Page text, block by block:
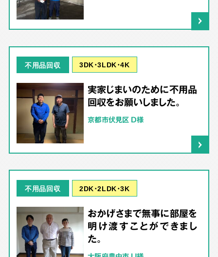
不用品回収 3DK･3LDK･4K
実家じまいのために不用品
回収をお願いしました。
京都市伏見区 D様
不用品回収 2DK･2LDK･3K
おかげさまで無事に部屋を
明け渡すことができまし
た。